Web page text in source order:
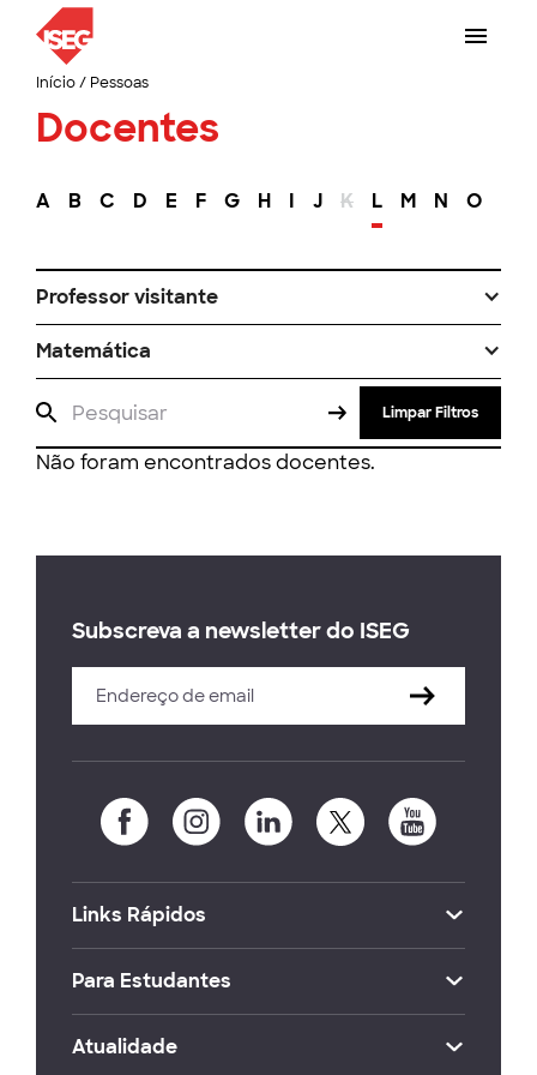
Início/ Pessoas
Docentes
A B C D E F G H I J K L M N O
Professor visitante
Matemática
Limpar Filtros
Não foram encontrados docentes.
Subscreva a newsletter do ISEG
Links Rápidos
Para Estudantes
Atualidade